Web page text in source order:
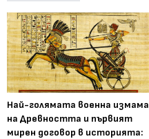
Най-голямата военна измама
на Древността и първият
мирен договор в историята: